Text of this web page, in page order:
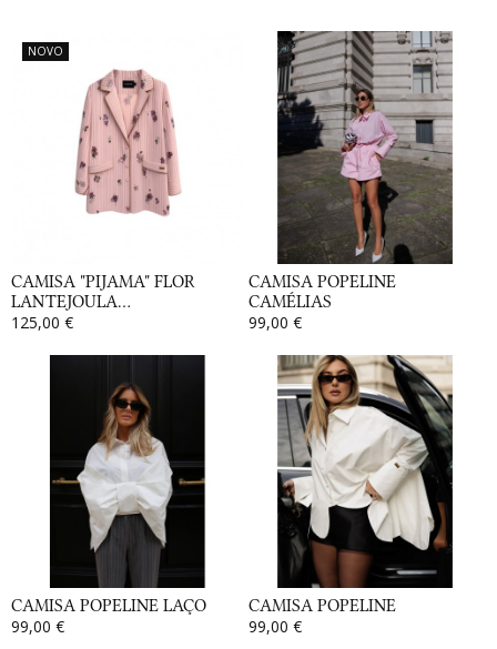
NOVO
CAMISA "PIJAMA" FLOR
LANTEJOULA...
125,00 €
CAMISA POPELINE
CAMÉLIAS
99,00 €
CAMISA POPELINE LAÇO
99,00 €
CAMISA POPELINE
99,00 €